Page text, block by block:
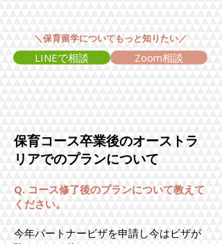
＼保育留学についてもっと知りたい／
LINEで相談 Zoom相談
​保育コース卒業後のオーストラ
リアでのプランについて
Q. コース修了後のプランについて教えて
ください。
今年パートナービザを申請し今はビザが